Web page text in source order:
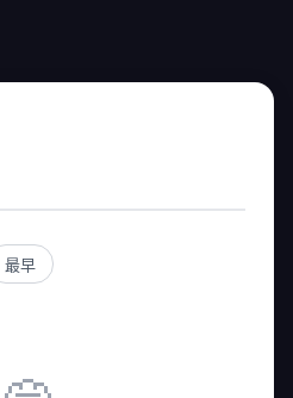
最早